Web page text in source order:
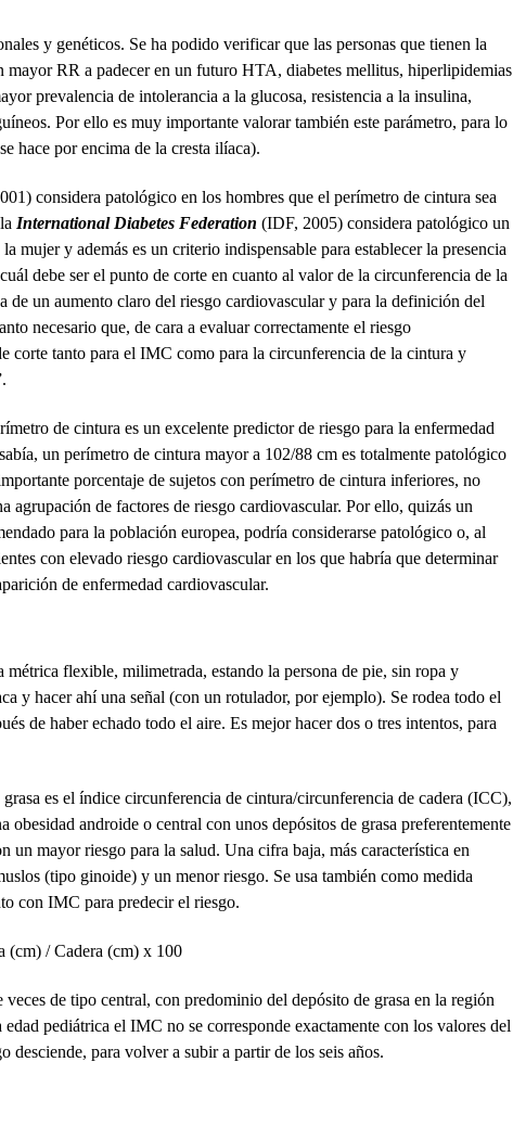
y genéticos. Se ha podido verificar que las personas que tienen la
mayor RR a padecer en un futuro HTA, diabetes mellitus, hiperlipidemias
prevalencia de intolerancia a la glucosa, resistencia a la insulina,
Por ello es muy importante valorar también este parámetro, para lo
hace por encima de la cresta ilíaca).
considera patológico en los hombres que el perímetro de cintura sea
International Diabetes Federation (IDF, 2005) considera patológico un
mujer y además es un criterio indispensable para establecer la presencia
debe ser el punto de corte en cuanto al valor de la circunferencia de la
de un aumento claro del riesgo cardiovascular y para la definición del
necesario que, de cara a evaluar correctamente el riesgo
corte tanto para el IMC como para la circunferencia de la cintura y
de cintura es un excelente predictor de riesgo para la enfermedad
un perímetro de cintura mayor a 102/88 cm es totalmente patológico
porcentaje de sujetos con perímetro de cintura inferiores, no
de factores de riesgo cardiovascular. Por ello, quizás un
para la población europea, podría considerarse patológico o, al
con elevado riesgo cardiovascular en los que habría que determinar
de enfermedad cardiovascular.
métrica flexible, milimetrada, estando la persona de pie, sin ropa y
y hacer ahí una señal (con un rotulador, por ejemplo). Se rodea todo el
de haber echado todo el aire. Es mejor hacer dos o tres intentos, para
es el índice circunferencia de cintura/circunferencia de cadera (ICC),
androide o central con unos depósitos de grasa preferentemente
un mayor riesgo para la salud. Una cifra baja, más característica en
(tipo ginoide) y un menor riesgo. Se usa también como medida
con IMC para predecir el riesgo.
(cm) / Cadera (cm) x 100
de tipo central, con predominio del depósito de grasa en la región
pediátrica el IMC no se corresponde exactamente con los valores del
desciende, para volver a subir a partir de los seis años.